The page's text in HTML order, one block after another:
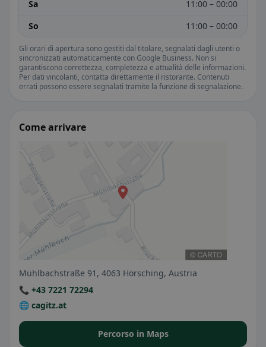
Sa
11:00 – 00:00
So
11:00 – 00:00
Gli orari di apertura sono gestiti dal titolare, segnalati dagli utenti o
sincronizzati automaticamente con Google Business. Non si
garantiscono correttezza, completezza e attualità delle informazioni.
Per dati vincolanti, contatta direttamente il ristorante. Contenuti
errati possono essere segnalati tramite la funzione di segnalazione.
Come arrivare
Mühlbachstraße 91, 4063 Hörsching, Austria
📞 +43 7221 72294
🌐 cagitz.at
Percorso in Maps